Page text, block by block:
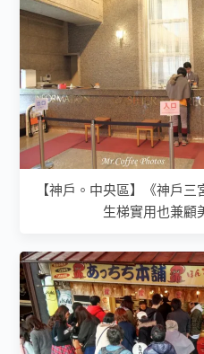
【神戶。中央區】《神戶
生梯實用也兼顧